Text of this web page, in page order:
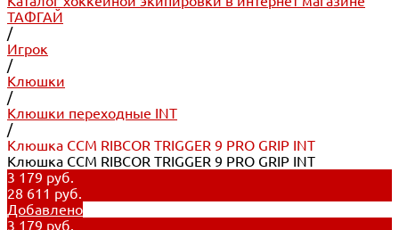
ТАФГАЙ
/
Игрок
/
Клюшки
/
Клюшки переходные INT
/
Клюшка CCM RIBCOR TRIGGER 9 PRO GRIP INT
Клюшка CCM RIBCOR TRIGGER 9 PRO GRIP INT
3 179 руб.
28 611 руб.
Добавлено
3 179 руб.